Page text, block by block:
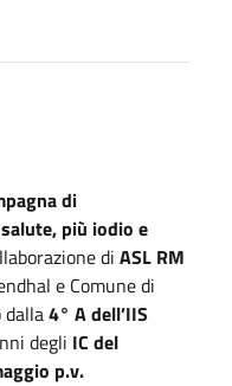
di
più iodio e
di ASL RM
e Comune di
dalla4° A dell’IIS
degli IC del
p.v.